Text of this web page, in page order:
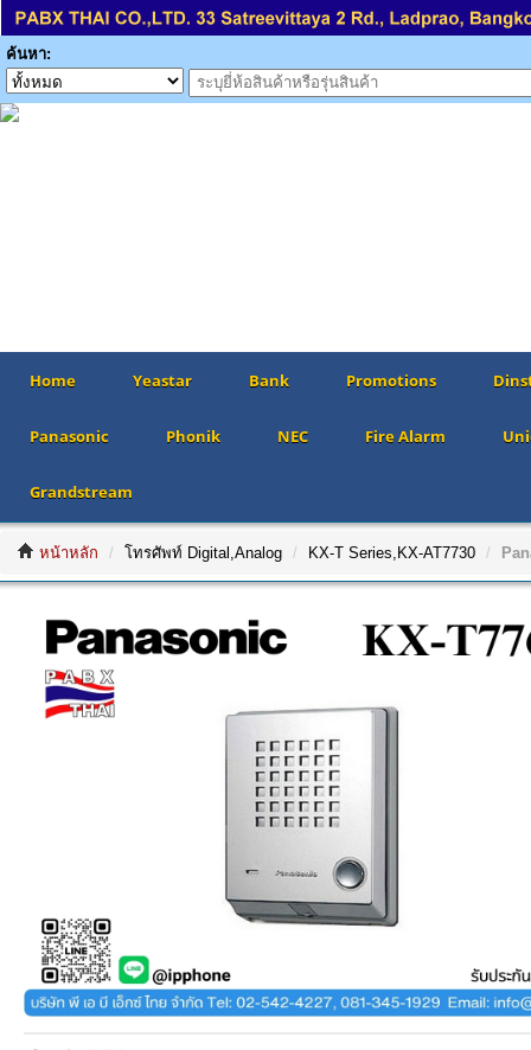
ค้นหา:
Home Yeastar Bank Promotions
Panasonic Phonik NEC Fire Alarm
Grandstream
หน้าหลัก โทรศัพท์ Digital,Analog KX-T Series,KX-AT7730